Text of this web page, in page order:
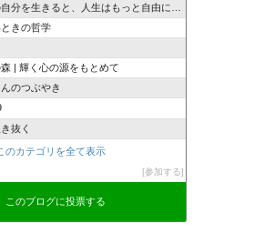
分を生きると、人生はもっと自由になる☆
きの哲学
| 輝く心の源をもとめて
のつぶやき
抜く
のカテゴリを全て表示
参加する
このブログに投票する